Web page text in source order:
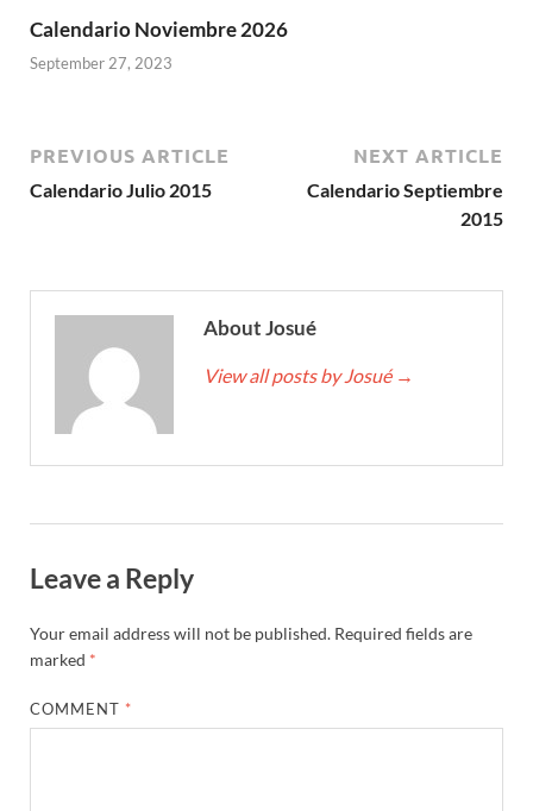
Calendario Noviembre 2026
September 27, 2023
PREVIOUS ARTICLE
Calendario Julio 2015
NEXT ARTICLE
Calendario Septiembre
2015
About Josué
View all posts by Josué →
Leave a Reply
Your email address will not be published. Required fields are
marked *
COMMENT *